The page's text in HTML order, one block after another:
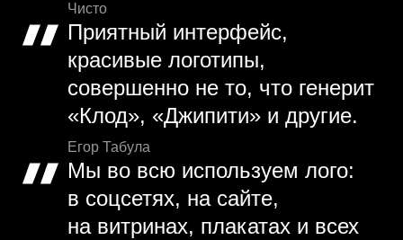
Чисто
Приятный интерфейс,
красивые логотипы,
совершенно не то, что генерит
«Клод», «Джипити» и другие.
Егор Табула
Мы во всю используем лого:
в соцсетях, на сайте,
на витринах, плакатах и всех